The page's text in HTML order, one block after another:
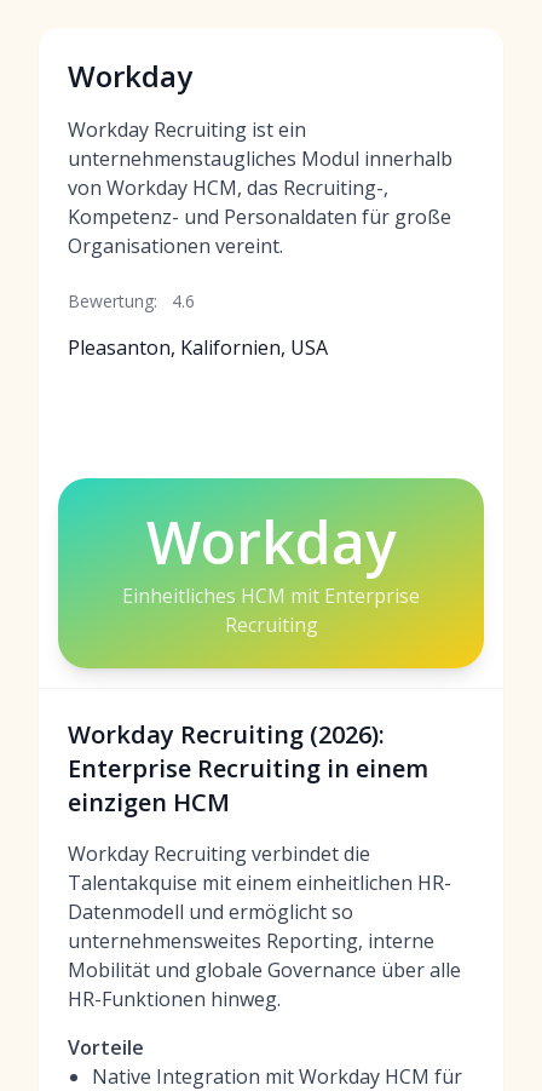
Workday
Workday Recruiting ist ein
unternehmenstaugliches Modul innerhalb
von Workday HCM, das Recruiting-,
Kompetenz- und Personaldaten für große
Organisationen vereint.
Bewertung: 4.6
Pleasanton, Kalifornien, USA
Workday
Einheitliches HCM mit Enterprise
Recruiting
Workday Recruiting (2026):
Enterprise Recruiting in einem
einzigen HCM
Workday Recruiting verbindet die
Talentakquise mit einem einheitlichen HR-
Datenmodell und ermöglicht so
unternehmensweites Reporting, interne
Mobilität und globale Governance über alle
HR-Funktionen hinweg.
Vorteile
Native Integration mit Workday HCM für